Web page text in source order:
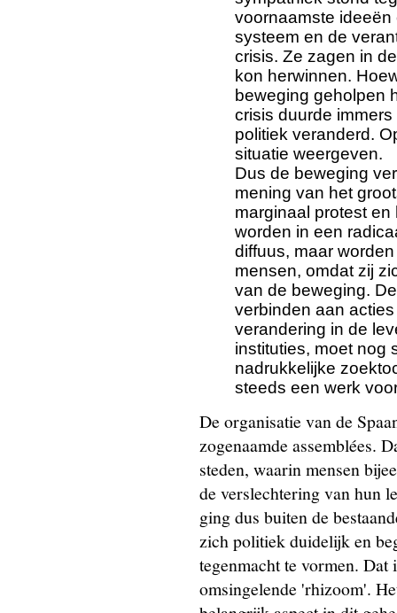
voornaamste
systeem en de
crisis. Ze zagen in
kon herwinnen.
beweging geholpen
crisis duurde
politiek veranderd.
situatie weergeven.
Dus de beweging
mening van het
marginaal protest
worden in een
diffuus, maar
mensen, omdat zij
van de beweging.
verbinden aan
verandering in de
instituties, moet nog
nadrukkelijke
steeds een werk
De organisatie van de
zogenaamde assemblées.
steden, waarin mensen
de verslechtering van hun
ging dus buiten de
zich politiek duidelijk en
tegenmacht te vormen. Dat
omsingelende 'rhizoom'.